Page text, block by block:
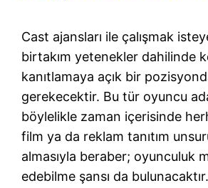
Cast ajansları ile çalışmak
birtakım yetenekler dahilinde
kanıtlamaya açık bir
gerekecektir. Bu tür oyuncu
böylelikle zaman içerisinde
film ya da reklam tanıtım
almasıyla beraber; oyunculuk
edebilme şansı da